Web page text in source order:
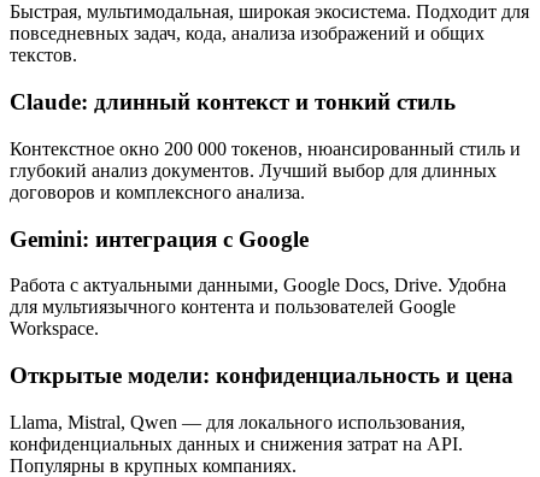
Быстрая, мультимодальная, широкая экосистема. Подходит для
повседневных задач, кода, анализа изображений и общих
текстов.
Claude: длинный контекст и тонкий стиль
Контекстное окно 200 000 токенов, нюансированный стиль и
глубокий анализ документов. Лучший выбор для длинных
договоров и комплексного анализа.
Gemini: интеграция с Google
Работа с актуальными данными, Google Docs, Drive. Удобна
для мультиязычного контента и пользователей Google
Workspace.
Открытые модели: конфиденциальность и цена
Llama, Mistral, Qwen — для локального использования,
конфиденциальных данных и снижения затрат на API.
Популярны в крупных компаниях.